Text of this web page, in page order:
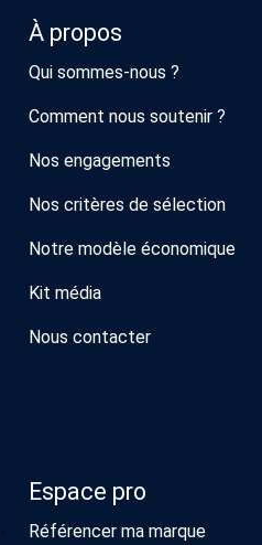
À propos
Qui sommes-nous ?
Comment nous soutenir ?
Nos engagements
Nos critères de sélection
Notre modèle économique
Kit média
Nous contacter
Espace pro
Référencer ma marque